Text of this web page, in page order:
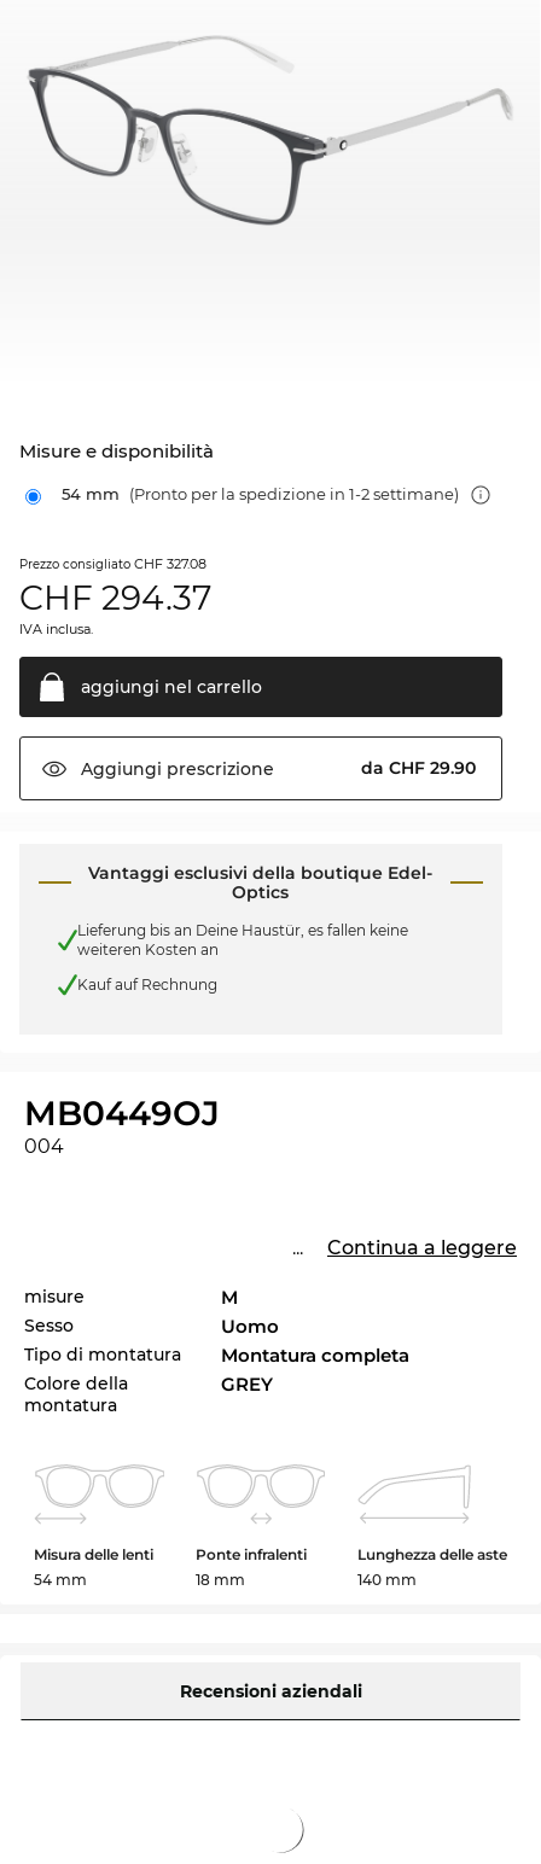
Misure e disponibilità
54 mm (Pronto per la spedizione in 1-2 settimane)
Prezzo consigliato CHF 327.08
CHF 294.37
IVA inclusa.
aggiungi nel carrello
Aggiungi prescrizione da CHF 29.90
Vantaggi esclusivi della boutique Edel-
Optics
Lieferung bis an Deine Haustür, es fallen keine
weiteren Kosten an
Kauf auf Rechnung
MB0449OJ
004
... Continua a leggere
misure M
Sesso Uomo
Tipo di montatura Montatura completa
Colore della
montatura
GREY
Misura delle lenti
54 mm
Ponte infralenti
18 mm
Lunghezza delle aste
140 mm
Recensioni aziendali